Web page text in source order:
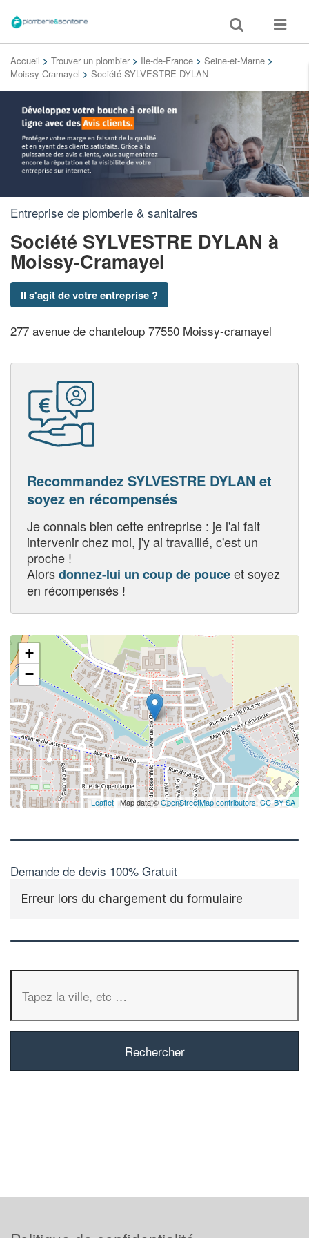
Toggle
search
Toggle
Accueil > Trouver un plombier > Ile-de-France > Seine-et-Marne >
Moissy-Cramayel > Société SYLVESTRE DYLAN
Entreprise de plomberie & sanitaires
Société SYLVESTRE DYLAN à
Moissy-Cramayel
Il s'agit de votre entreprise ?
277 avenue de chanteloup 77550 Moissy-cramayel
Recommandez SYLVESTRE DYLAN et
soyez en récompensés
Je connais bien cette entreprise : je l'ai fait
intervenir chez moi, j'y ai travaillé, c'est un
proche !
Alorsdonnez-lui un coup de pouceet soyez
en récompensés !
+
−
Leaflet | Map data ©OpenStreetMap contributors,CC-BY-SA
Demande de devis 100% Gratuit
Erreur lors du chargement du formulaire